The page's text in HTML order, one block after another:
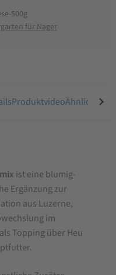
500g
für Nager
ProduktvideoÄhnliche
ist eine blumig-
Ergänzung zur
aus Luzerne,
im
Topping über Heu